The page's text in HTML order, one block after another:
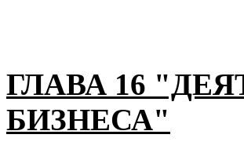
ГЛАВА 16
БИЗНЕСА"